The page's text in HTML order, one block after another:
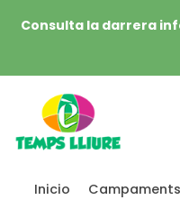
Consulta la darrera
Inicio